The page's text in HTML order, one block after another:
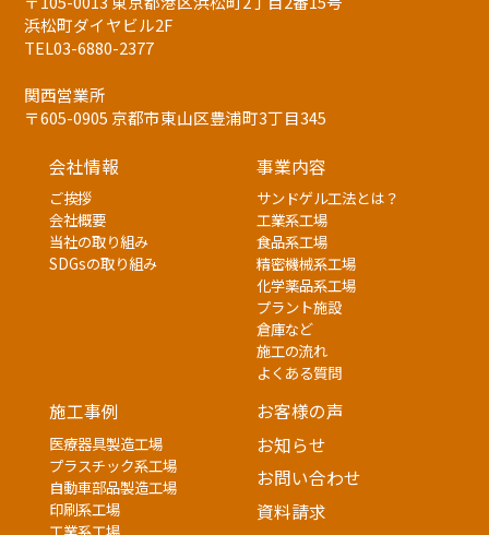
浜松町ダイヤビル2F
TEL03-6880-2377
関西営業所
〒605-0905 京都市東山区豊浦町3丁目345
会社情報
ご挨拶
会社概要
当社の取り組み
SDGsの取り組み
事業内容
サンドゲル工法とは？
工業系工場
食品系工場
精密機械系工場
化学薬品系工場
プラント施設
倉庫など
施工の流れ
よくある質問
施工事例
医療器具製造工場
プラスチック系工場
自動車部品製造工場
印刷系工場
工業系工場
お客様の声
お知らせ
お問い合わせ
資料請求